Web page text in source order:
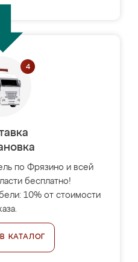
по Фрязино и всей
бесплатно!
10% от стоимости
КАТАЛОГ